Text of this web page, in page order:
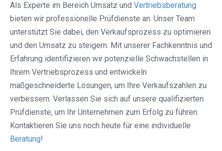
Als Experte im Bereich Umsatz und Vertriebsberatung
bieten wir professionelle Prüfdienste an. Unser Team
unterstützt Sie dabei, den Verkaufsprozess zu optimieren
und den Umsatz zu steigern. Mit unserer Fachkenntnis und
Erfahrung identifizieren wir potenzielle Schwachstellen in
Ihrem Vertriebsprozess und entwickeln
maßgeschneiderte Lösungen, um Ihre Verkaufszahlen zu
verbessern. Verlassen Sie sich auf unsere qualifizierten
Prüfdienste, um Ihr Unternehmen zum Erfolg zu führen.
Kontaktieren Sie uns noch heute für eine individuelle
Beratung!